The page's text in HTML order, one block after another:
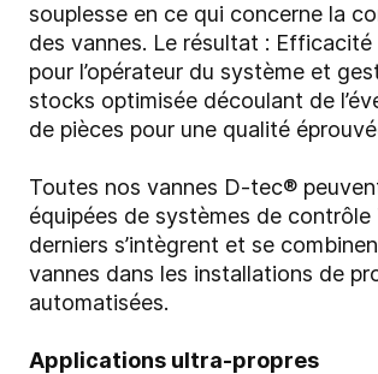
souplesse en ce qui concerne la
des vannes. Le résultat :
pour l’opérateur du système et
stocks optimisée découlant de
de pièces pour une qualité
Toutes nos vannes D-tec®
équipées de systèmes de contrôle
derniers s’intègrent et se
vannes dans les installations de
automatisées.
Applications ultra-propres